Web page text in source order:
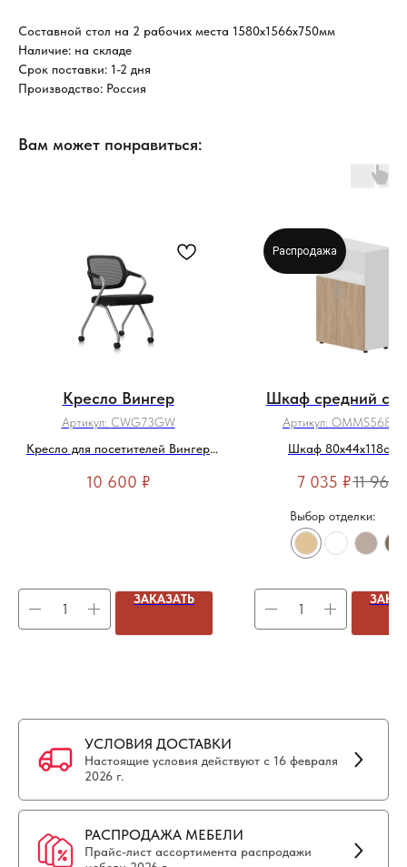
Составной стол на 2 рабочих места 1580х1566х750мм
Наличие: на складе
Срок поставки: 1-2 дня
Производство: Россия
Вам может понравиться:
Кресло Вингер
Артикул: CWG73GW
Кресло для посетителей Вингер
10 600 ₽
ЗАКАЗАТЬ
Распродажа
Шкаф средний с
Артикул:
Шкаф 80х44х118см
полки, ручки -
7 035 ₽11 960
Выбор отделки:
УСЛОВИЯ ДОСТАВКИ
Настоящие условия действуют с 16 февраля
2026 г.
РАСПРОДАЖА МЕБЕЛИ
Прайс-лист ассортимента распродажи